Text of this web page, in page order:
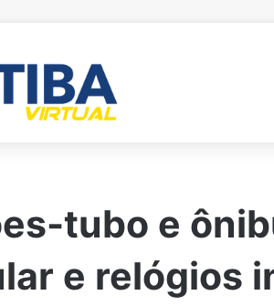
tubo e
e relógios